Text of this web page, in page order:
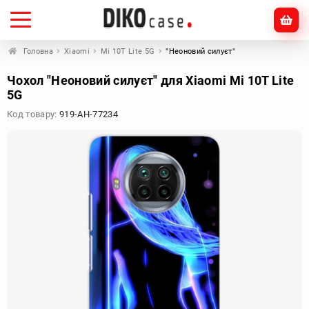
Головна Xiaomi Mi 10T Lite 5G "Неоновий силуєт"
Чохол "Неоновий силуєт" для Xiaomi Mi 10T Lite
5G
Код товару: 919-AH-77234